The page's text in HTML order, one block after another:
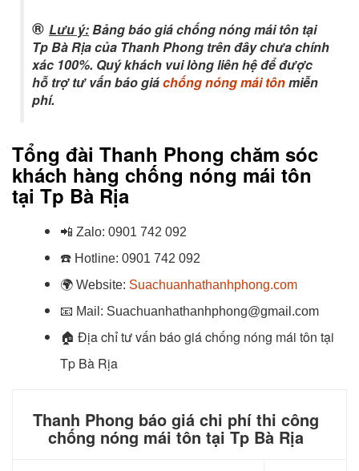
® Lưu ý:Bảng báo giá chống nóng mái tôn tại
Tp Bà Rịa của Thanh Phong trên đây chưa chính
xác 100%. Quý khách vui lòng liên hệ để được
hỗ trợ tư vấn báo giáchống nóng mái tônmiễn
phí.
Tổng đài Thanh Phong chăm sóc
khách hàng chống nóng mái tôn
tại Tp Bà Rịa
📲 Zalo: 0901 742 092
☎️ Hotline: 0901 742 092
🌍 Website: Suachuanhathanhphong.com
📧 Mail: Suachuanhathanhphong@gmail.com
🏠 Địa chỉ tư vấn báo giá chống nóng mái tôn tại
Tp Bà Rịa
Thanh Phong báo giá chi phí thi công
chống nóng mái tôn tại Tp Bà Rịa